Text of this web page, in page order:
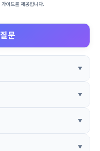
이드를 제공합니다.
문